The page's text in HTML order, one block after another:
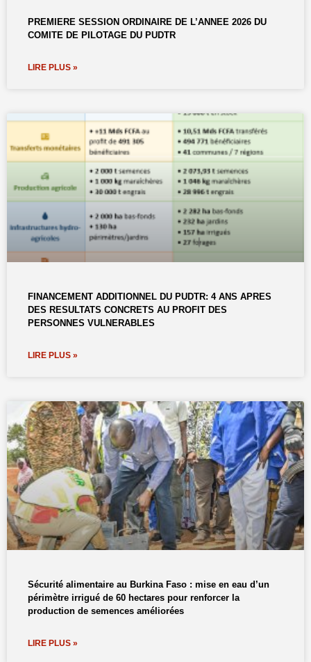
PREMIERE SESSION ORDINAIRE DE L’ANNEE 2026 DU
COMITE DE PILOTAGE DU PUDTR
LIRE PLUS »
FINANCEMENT ADDITIONNEL DU PUDTR: 4 ANS APRES
DES RESULTATS CONCRETS AU PROFIT DES
PERSONNES VULNERABLES
LIRE PLUS »
Sécurité alimentaire au Burkina Faso : mise en eau d’un
périmètre irrigué de 60 hectares pour renforcer la
production de semences améliorées
LIRE PLUS »